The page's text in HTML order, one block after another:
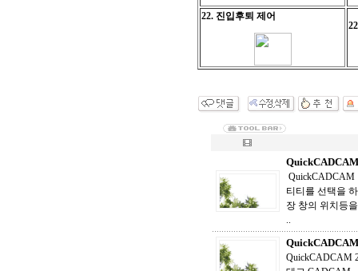
22. 진입후퇴 제어
티티를 선택을
장 창의 위치등
..
QuickCADCAM